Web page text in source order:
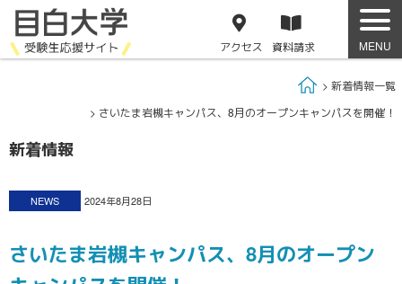
アクセス 資料請求
Home
新着情報一覧
さいたま岩槻キャンパス、8月のオープンキャンパスを開催！
新着情報
NEWS 2024年8月28日
さいたま岩槻キャンパス、8月のオープン